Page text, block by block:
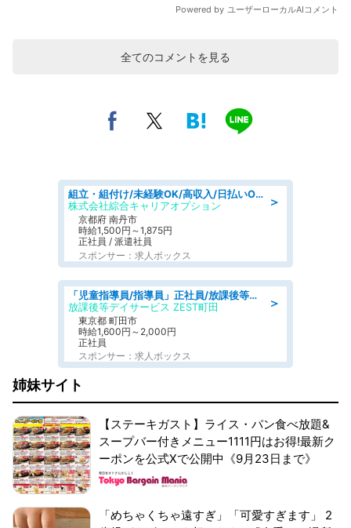
全てのコメントを見る
＞
組立・組付け/未経験OK/高収入/日払いOK/交替制/20・30・40代活躍中
株式会社綜合キャリアオプション
京都府 南丹市
時給1,500円～1,875円
正社員 / 派遣社員
スポンサー：求人ボックス
＞
「児童指導員/指導員」正社員/放課後等デイサービス/児童指導員任用資格
放課後等デイサービス ZEST町田
東京都 町田市
時給1,600円～2,000円
正社員
スポンサー：求人ボックス
姉妹サイト
【ステーキガスト】ライス・パン食べ放題&
スープバー付きメニュー1111円はお得!最新ク
ーポンを公式Xで公開中《9月23日まで》
「めちゃくちゃ遠すぎ」「可愛すぎます」 2